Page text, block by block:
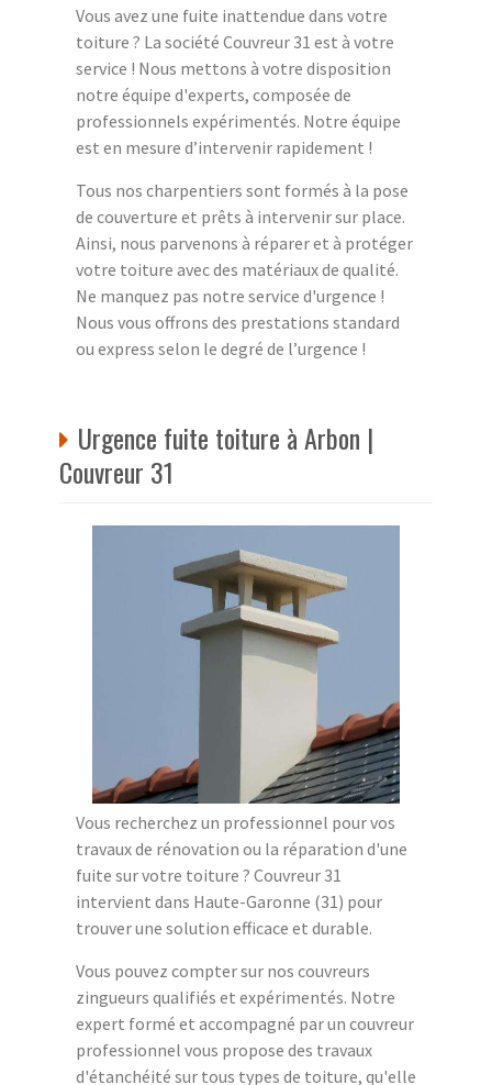
Vous avez une fuite inattendue dans votre
toiture ? La société Couvreur 31 est à votre
service ! Nous mettons à votre disposition
notre équipe d'experts, composée de
professionnels expérimentés. Notre équipe
est en mesure d’intervenir rapidement !
Tous nos charpentiers sont formés à la pose
de couverture et prêts à intervenir sur place.
Ainsi, nous parvenons à réparer et à protéger
votre toiture avec des matériaux de qualité.
Ne manquez pas notre service d'urgence !
Nous vous offrons des prestations standard
ou express selon le degré de l’urgence !
Urgence fuite toiture à Arbon |
Couvreur 31
Vous recherchez un professionnel pour vos
travaux de rénovation ou la réparation d'une
fuite sur votre toiture ? Couvreur 31
intervient dans Haute-Garonne (31) pour
trouver une solution efficace et durable.
Vous pouvez compter sur nos couvreurs
zingueurs qualifiés et expérimentés. Notre
expert formé et accompagné par un couvreur
professionnel vous propose des travaux
d'étanchéité sur tous types de toiture, qu'elle